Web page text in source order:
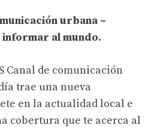
urbana –
al mundo.
Canal de comunicación
trae una nueva
en la actualidad local e
cobertura que te acerca al